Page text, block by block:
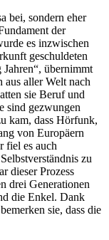
bei, sondern eher
der
es inzwischen
geschuldeten
übernimmt
aus aller Welt nach
sie Beruf und
sind gezwungen
kam, dass Hörfunk,
von Europäern
fiel es auch
zu
dieser Prozess
drei Generationen
die Enkel. Dank
sie, dass die